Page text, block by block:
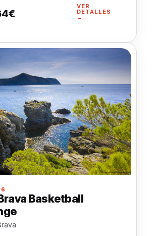
VER
DETALLES
→
Basketball